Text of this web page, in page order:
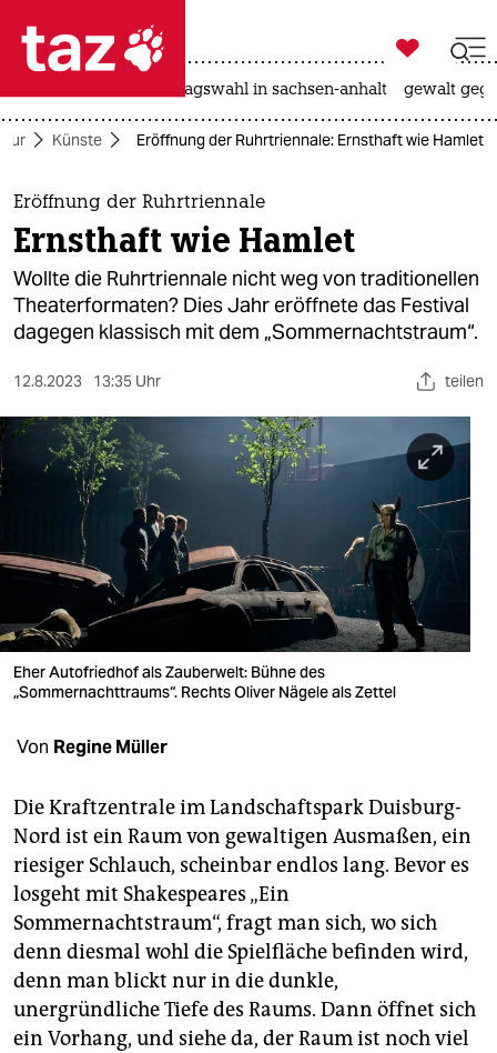
 taz zahl ich
taz zahl ich
themen
politik
öko
gesellschaft
sport
nord
wahrheit
verlag
verlag
veranstaltungen
fragen & hilfe
unterstützen
abo
genossenschaft
epaper login

taz zahl ich
landtagswahl in sachsen-anhalt gewalt
Künste Eröffnung der Ruhrtriennale: Ernsthaft wie Hamlet
Eröffnung der Ruhrtriennale
Ernsthaft wie Hamlet
Wollte die Ruhrtriennale nicht weg von traditionellen
Theaterformaten? Dies Jahr eröffnete das Festival
dagegen klassisch mit dem „Sommernachtstraum“.
12.8.2023 13:35 Uhr teilen
Eher Autofriedhof als Zauberwelt: Bühne des
„Sommernachttraums“. Rechts Oliver Nägele als Zettel
Von Regine Müller
Die Kraftzentrale im Landschaftspark Duisburg-
Nord ist ein Raum von gewaltigen Ausmaßen, ein
riesiger Schlauch, scheinbar endlos lang. Bevor es
losgeht mit Shakes­peares „Ein
Sommernachtstraum“, fragt man sich, wo sich
denn diesmal wohl die Spielfläche befinden wird,
denn man blickt nur in die dunkle,
unergründliche Tiefe des Raums. Dann öffnet sich
ein Vorhang, und siehe da, der Raum ist noch viel